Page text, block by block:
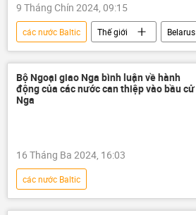
9 Tháng Chín 2024, 09:15
các nước Baltic Thế giới
Belarus
biên giới
Ukraina
Ba Lan
Nga
Bộ Ngoại giao Nga bình luận về hành
động của các nước can thiệp vào bầu cử
Nga
16 Tháng Ba 2024, 16:03
các nước Baltic
Cuộc bầu cử tổng thống Nga năm 2024